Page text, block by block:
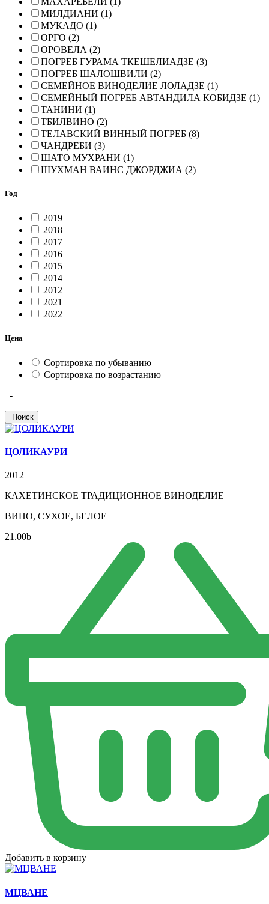
МИЛДИАНИ (1)
МУКАДО (1)
ОРГО (2)
ОРОВЕЛА (2)
ПОГРЕБ ГУРАМА ТКЕШЕЛИАДЗЕ (3)
ПОГРЕБ ШАЛОШВИЛИ (2)
СЕМЕЙНОЕ ВИНОДЕЛИЕ ЛОЛАДЗЕ (1)
СЕМЕЙНЫЙ ПОГРЕБ АВТАНДИЛА КОБИДЗЕ (1)
ТАНИНИ (1)
ТБИЛВИНО (2)
ТЕЛАВСКИЙ ВИННЫЙ ПОГРЕБ (8)
ЧАНДРЕБИ (3)
ШАТО МУХРАНИ (1)
ШУХМАН ВАИНС ДЖОРДЖИА (2)
Год
2019
2018
2017
2016
2015
2014
2012
2021
2022
Цена
Сортировка по убыванию
Сортировка по возрастанию
-
ЦОЛИКАУРИ
2012
КАХЕТИНСКОЕ ТРАДИЦИОННОЕ ВИНОДЕЛИЕ
ВИНО, СУХОЕ, БЕЛОЕ
21.00b
Добавить в корзину
МЦВАНЕ